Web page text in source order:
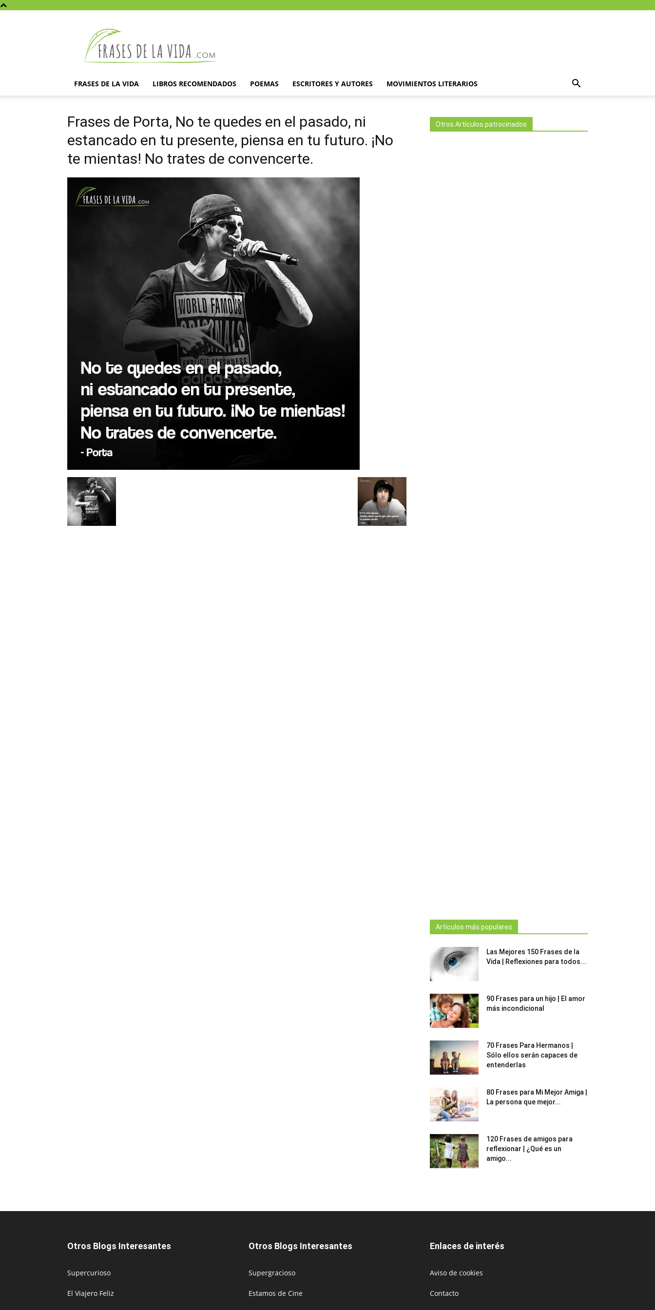
la
vida
FRASES DE LA VIDA LIBROS RECOMENDADOS POEMAS ESCRITORES Y AUTORES MOVIMIENTOS LITERARIOS
Frases de Porta, No te quedes en el pasado, ni
estancado en tu presente, piensa en tu futuro. ¡No
te mientas! No trates de convencerte.
Otros Artículos patrocinados
Artículos más populares
Las Mejores 150 Frases de la
Vida | Reflexiones para todos...
90 Frases para un hijo | El amor
más incondicional
70 Frases Para Hermanos |
Sólo ellos serán capaces de
entenderlas
80 Frases para Mi Mejor Amiga |
La persona que mejor...
120 Frases de amigos para
reflexionar | ¿Qué es un
amigo...
Otros Blogs Interesantes
Supercurioso
El Viajero Feliz
Otros Blogs Interesantes
Supergracioso
Estamos de Cine
Enlaces de interés
Aviso de cookies
Contacto